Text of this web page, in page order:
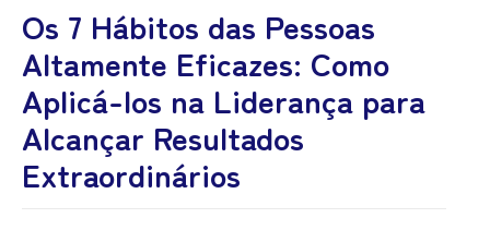
Os 7 Hábitos das Pessoas
Altamente Eficazes: Como
Aplicá-los na Liderança para
Alcançar Resultados
Extraordinários